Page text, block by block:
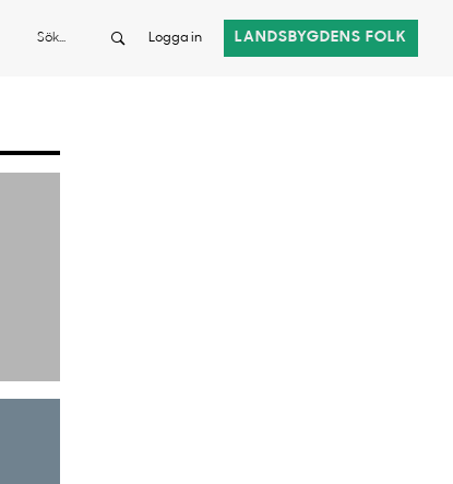
Sök Logga in LANDSBYGDENS FOLK